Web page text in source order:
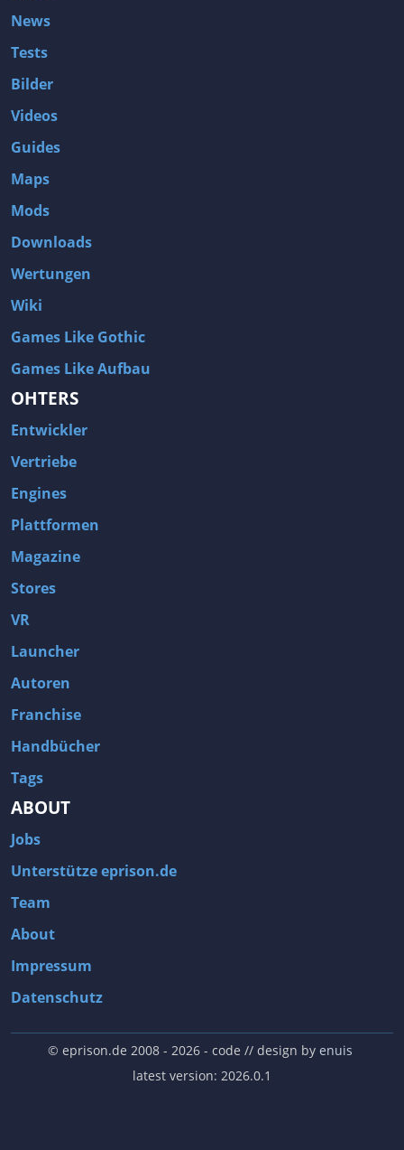
News
Tests
Bilder
Videos
Guides
Maps
Mods
Downloads
Wertungen
Wiki
Games Like Gothic
Games Like Aufbau
OHTERS
Entwickler
Vertriebe
Engines
Plattformen
Magazine
Stores
VR
Launcher
Autoren
Franchise
Handbücher
Tags
ABOUT
Jobs
Unterstütze eprison.de
Team
About
Impressum
Datenschutz
© eprison.de 2008 - 2026- code // design by enuis
latest version: 2026.0.1